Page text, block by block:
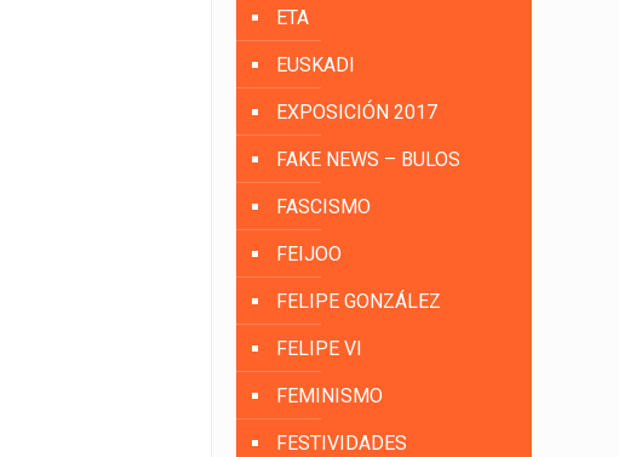
ETA
EUSKADI
EXPOSICIÓN 2017
FAKE NEWS – BULOS
FASCISMO
FEIJOO
FELIPE GONZÁLEZ
FELIPE VI
FEMINISMO
FESTIVIDADES